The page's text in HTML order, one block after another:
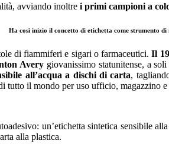
avviando inoltre i primi campioni a
Ha così inizio il concetto di etichetta come strumento di
di fiammiferi e sigari o farmaceutici.Il
Averygiovanissimo statunitense, a
all’acqua a dischi di carta,
tutto il mondo per uso ufficio, magazzino e
un’etichetta sintetica sensibile
alla plastica.